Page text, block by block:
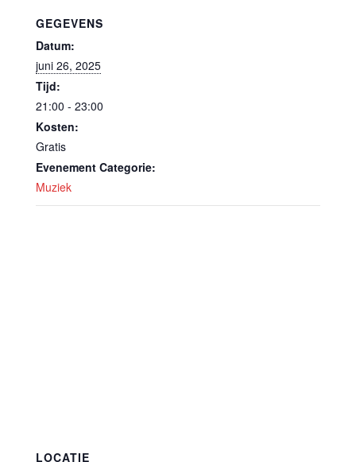
GEGEVENS
Datum:
juni 26, 2025
Tijd:
21:00 - 23:00
Kosten:
Gratis
Evenement Categorie:
Muziek
LOCATIE